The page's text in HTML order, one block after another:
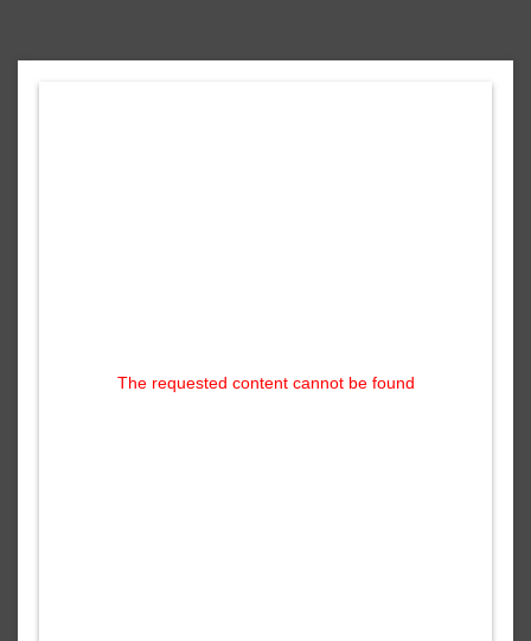
The requested content cannot be found